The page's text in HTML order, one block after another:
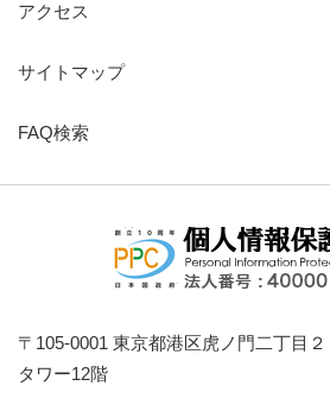
アクセス
サイトマップ
FAQ検索
〒105-0001 東京都港区虎ノ門二丁目
タワー12階